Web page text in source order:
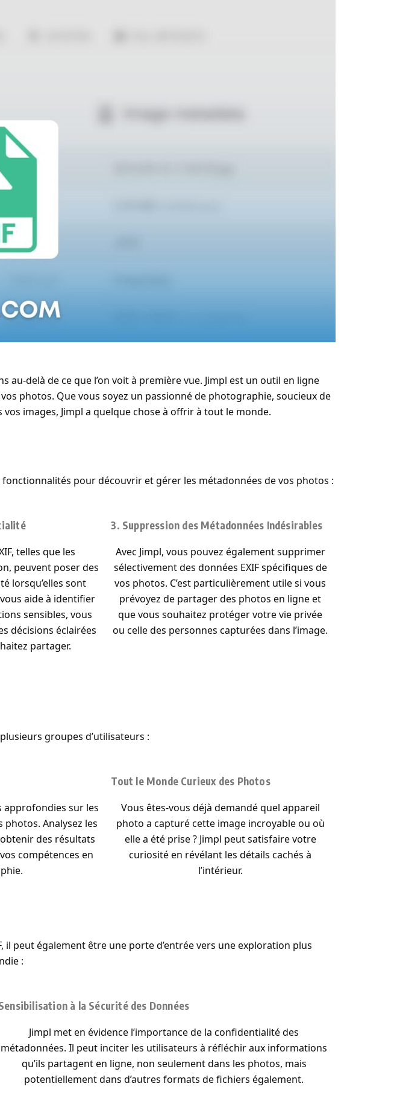
delà de ce que l’on voit à première vue. Jimpl est un outil en ligne
photos. Que vous soyez un passionné de photographie, soucieux de
images, Jimpl a quelque chose à offrir à tout le monde.
pour découvrir et gérer les métadonnées de vos photos :
telles que les
peuvent poser des
lorsqu’elles sont
aide à identifier
sensibles, vous
décisions éclairées
partager.
3. Suppression des Métadonnées Indésirables
Avec Jimpl, vous pouvez également supprimer
sélectivement des données EXIF spécifiques de
vos photos. C’est particulièrement utile si vous
prévoyez de partager des photos en ligne et
que vous souhaitez protéger votre vie privée
ou celle des personnes capturées dans l’image.
groupes d’utilisateurs :
sur les
photos. Analysez les
des résultats
compétences en
Tout le Monde Curieux des Photos
Vous êtes-vous déjà demandé quel appareil
photo a capturé cette image incroyable ou où
elle a été prise ? Jimpl peut satisfaire votre
curiosité en révélant les détails cachés à
l’intérieur.
il peut également être une porte d’entrée vers une exploration plus
:
à la Sécurité des Données
Jimpl met en évidence l’importance de la confidentialité des
métadonnées. Il peut inciter les utilisateurs à réfléchir aux informations
qu’ils partagent en ligne, non seulement dans les photos, mais
potentiellement dans d’autres formats de fichiers également.